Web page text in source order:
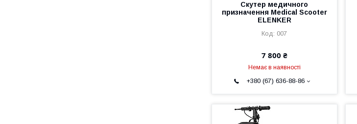
Скутер медичного
призначення Medical Scooter
ELENKER
007
7 800 ₴
Немає в наявності
+380 (67) 636-88-86